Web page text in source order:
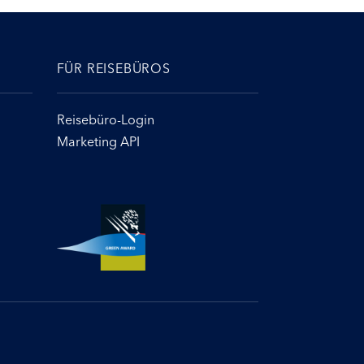
FÜR REISEBÜROS
Reisebüro-Login
Marketing API